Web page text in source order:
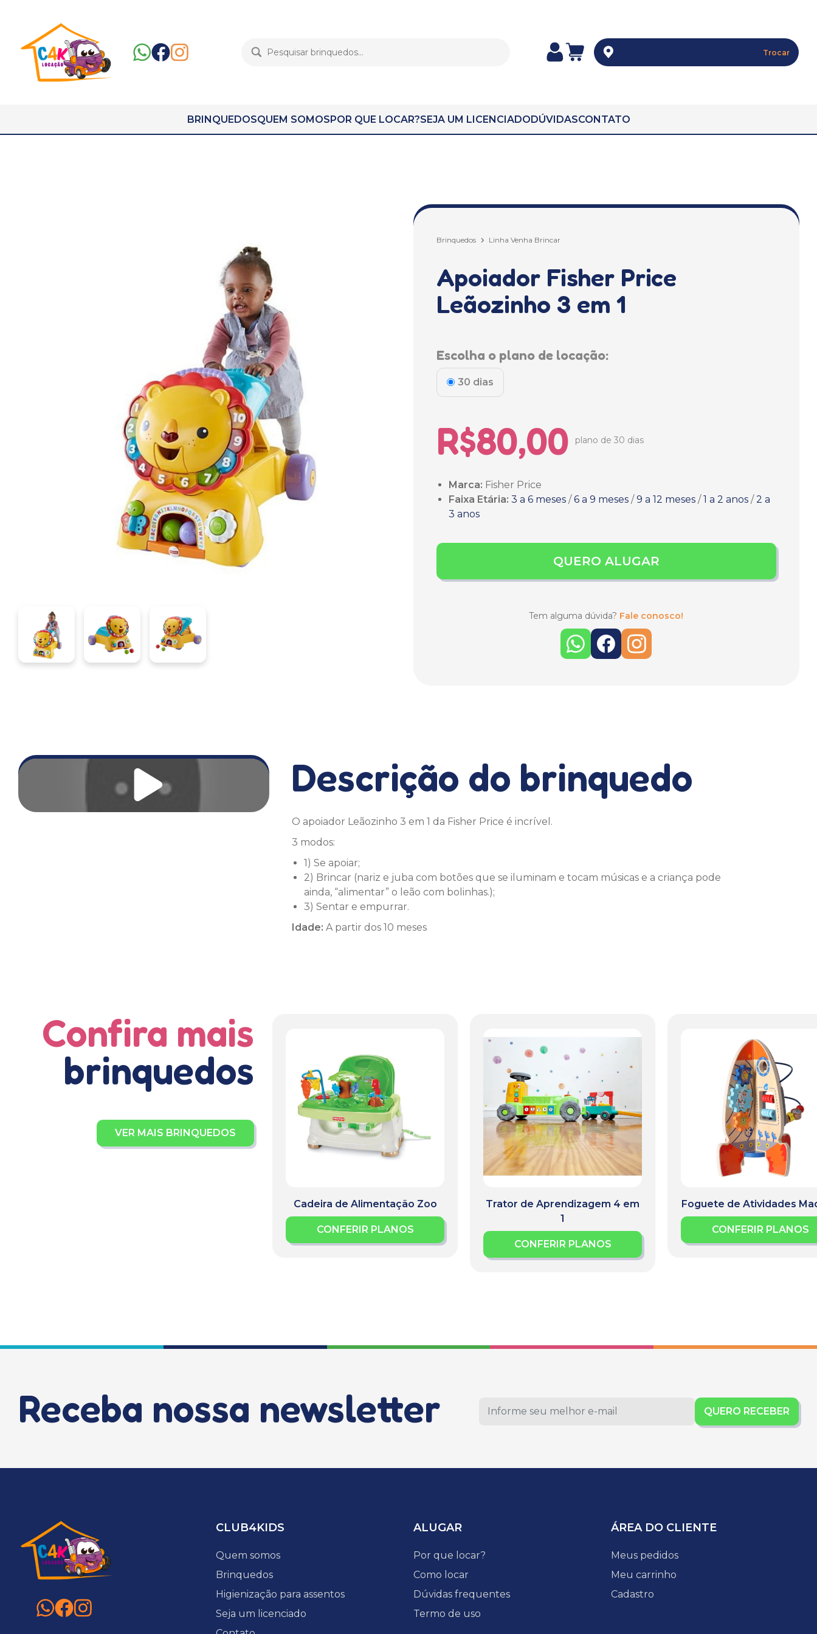
Trocar
BRINQUEDOSQUEM SOMOSPOR QUE LOCAR?SEJA UM LICENCIADODÚVIDASCONTATO
Brinquedos Linha Venha Brincar
Apoiador Fisher Price
Leãozinho 3 em 1
Escolha o plano de locação:
30 dias
R$80,00 plano de 30 dias
Marca: Fisher Price
Faixa Etária: 3 a 6 meses/6 a 9 meses/9 a 12 meses/1 a 2 anos/2 a
3 anos
QUERO ALUGAR
Tem alguma dúvida? Fale conosco!
Descrição do brinquedo
O apoiador Leãozinho 3 em 1 da Fisher Price é incrível.
3 modos:
1) Se apoiar;
2) Brincar (nariz e juba com botões que se iluminam e tocam músicas e a criança pode
ainda, “alimentar” o leão com bolinhas.);
3) Sentar e empurrar.
Idade: A partir dos 10 meses
Confira mais
brinquedos
VER MAIS BRINQUEDOS
Cadeira de Alimentação Zoo
CONFERIR PLANOS
Trator de Aprendizagem 4 em
1
CONFERIR PLANOS
Foguete de Atividades
CONFERIR PLANOS
Receba nossa newsletter QUERO RECEBER
CLUB4KIDS
Quem somos
Brinquedos
Higienização para assentos
Seja um licenciado
ALUGAR
Por que locar?
Como locar
Dúvidas frequentes
Termo de uso
ÁREA DO CLIENTE
Meus pedidos
Meu carrinho
Cadastro